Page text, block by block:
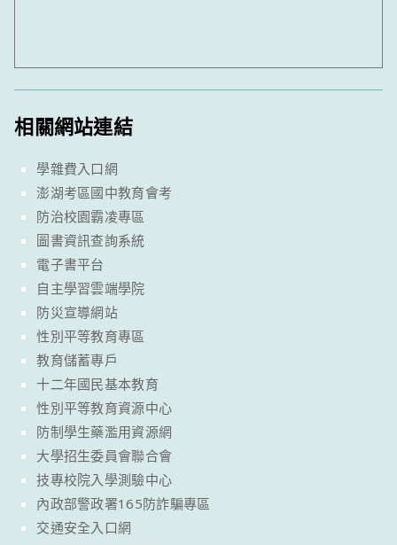
相關網站連結
學雜費入口網
澎湖考區國中教育會考
防治校園霸凌專區
圖書資訊查詢系統
電子書平台
自主學習雲端學院
防災宣導網站
性別平等教育專區
教育儲蓄專戶
十二年國民基本教育
性別平等教育資源中心
防制學生藥濫用資源網
大學招生委員會聯合會
技專校院入學測驗中心
內政部警政署165防詐騙專區
交通安全入口網